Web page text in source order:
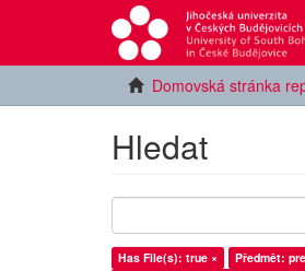
Domovská stránka
Hledat
Has File(s): true × Předmět: